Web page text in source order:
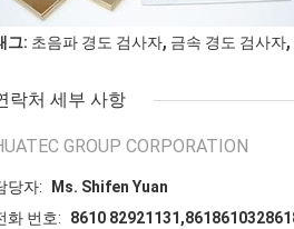
그: 초음파 경도 검사자, 금속 경도 검사자,
락처 세부 사항
GROUP CORPORATION
당자:
Ms. Shifen Yuan
화 번호:
8610